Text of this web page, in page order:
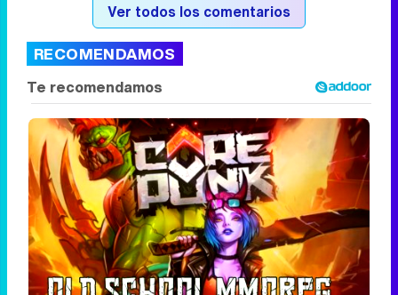
|Publicado:Martes 13 Diciembre 2016 13:49
Ver todos los comentarios
RECOMENDAMOS